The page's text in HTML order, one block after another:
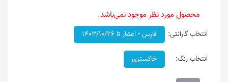
محصول مورد نظر موجود نمی‌باشد.
انتخاب گارانتی: فارِس • اعتبار تا ۱۴۰۳/۱۰/۲۶
انتخاب رنگ: خاکستری